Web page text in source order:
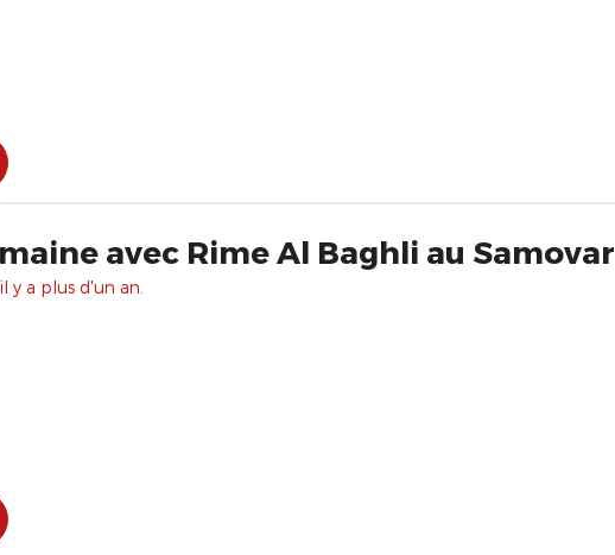
avec Rime Al Baghli au Samovar
y a plus d'un an.